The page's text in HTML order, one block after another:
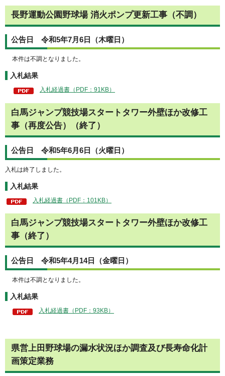
長野運動公園野球場 消火ポンプ更新工事（不調）
公告日 令和5年7月6日（木曜日）
本件は不調となりました。
入札結果
入札経過書（PDF：91KB）
白馬ジャンプ競技場スタートタワー外壁ほか改修工
事（再度公告）（終了）
公告日 令和5年6月6日（火曜日）
入札は終了しました。
入札結果
入札経過書（PDF：101KB）
白馬ジャンプ競技場スタートタワー外壁ほか改修工
事（終了）
公告日 令和5年4月14日（金曜日）
本件は不調となりました。
入札結果
入札経過書（PDF：93KB）
県営上田野球場の漏水状況ほか調査及び長寿命化計
画策定業務